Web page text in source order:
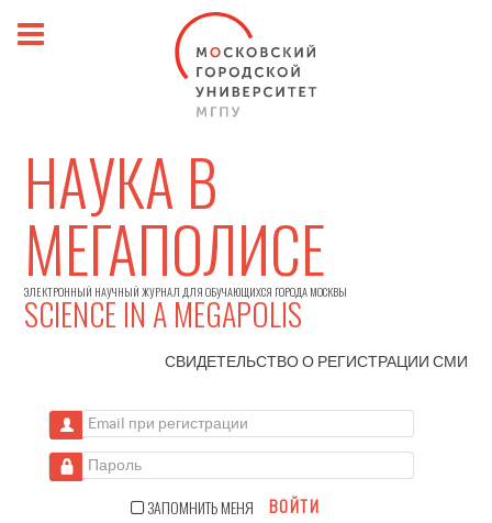
НАУКА В
МЕГАПОЛИСЕ
ЭЛЕКТРОННЫЙ НАУЧНЫЙ ЖУРНАЛ ДЛЯ ОБУЧАЮЩИХСЯ ГОРОДА МОСКВЫ
SCIENCE IN A MEGAPOLIS
СВИДЕТЕЛЬСТВО О РЕГИСТРАЦИИСМИ
Email при регистрации
Пароль
ЗАПОМНИТЬ МЕНЯ ВОЙТИ